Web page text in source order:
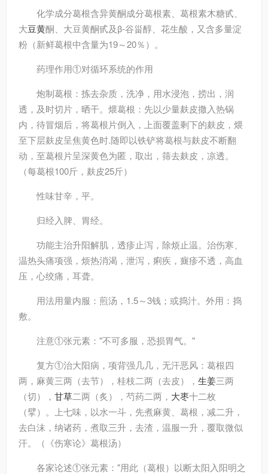
化学成分葛根含异黄酮成分葛根素、葛根素木糖甙、
大豆黄酮、大豆黄酮甙及β-谷甾醇、花生酸，又含多量淀
粉（新鲜葛根中含量为19～20％）。
药理作用①对循环系统的作用
炮制葛根：拣去杂质，洗净，用水浸泡，捞出，润
透，及时切片，晒干。煨葛根：先以少量麸皮撒入热锅
内，待冒烟后，将葛根片倒入，上面覆盖剩下的麸皮，煨
至下层麸皮呈焦黄色时.随即以铁铲将葛根与麸皮不断翻
动，至葛根片呈深黄色为匿，取出，筛去麸皮，凉透。
（每葛根100斤，麸皮25斤）
性味甘辛，平。
归经入脾、胃经。
功能主治升阳解肌，透疹止泻，除烦止温。治伤寒、
温热头痛项强，烦热消渴，泄泻，痢疾，癍疹不透，高血
压，心绞痛，耳聋。
用法用量内服：煎汤，1.5～3钱；或捣汁。外用：捣
敷。
注意①张元素："不可多服，恐损胃气。"
复方①治大阳病，项背强几几，无汗恶风：葛根四
两，麻黄三两（去节），桂枝二两（去皮）， 生姜三两
（切）， 甘草二两（炙），芍药二两， 大枣十二枚
（擘）。上七味，以水一斗，先煮麻黄、葛根，减二升，
去白沫，纳诸药，煮取三升，去渣，温服一升，覆取微似
汗。（《伤寒论》葛根汤）
各家论述①张元素："用此（葛根）以断太阳入阳明之